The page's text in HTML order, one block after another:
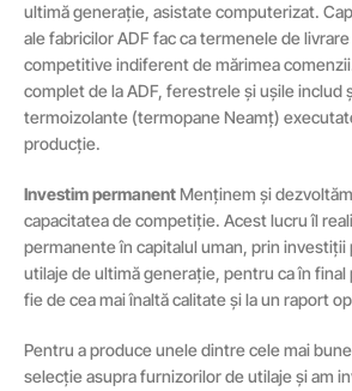
ultimă generație, asistate computerizat.
ale fabricilor ADF fac ca termenele de
competitive indiferent de mărimea
complet de la ADF, ferestrele și ușile includ
termoizolante (termopane Neamț)
producție.
Investim permanent Menținem și
capacitatea de competiție. Acest lucru îl
permanente în capitalul uman, prin
utilaje de ultimă generație, pentru ca în
fie de cea mai înaltă calitate și la un raport
Pentru a produce unele dintre cele mai
selecție asupra furnizorilor de utilaje și am